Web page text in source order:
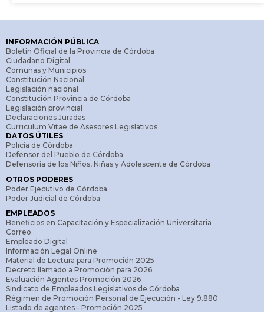
INFORMACIÓN PÚBLICA
Boletín Oficial de la Provincia de Córdoba
Ciudadano Digital
Comunas y Municipios
Constitución Nacional
Legislación nacional
Constitución Provincia de Córdoba
Legislación provincial
Declaraciones Juradas
Curriculum Vitae de Asesores Legislativos
DATOS ÚTILES
Policía de Córdoba
Defensor del Pueblo de Córdoba
Defensoría de los Niños, Niñas y Adolescente de Córdoba
OTROS PODERES
Poder Ejecutivo de Córdoba
Poder Judicial de Córdoba
EMPLEADOS
Beneficios en Capacitación y Especialización Universitaria
Correo
Empleado Digital
Información Legal Online
Material de Lectura para Promoción 2025
Decreto llamado a Promoción para 2026
Evaluación Agentes Promoción 2026
Sindicato de Empleados Legislativos de Córdoba
Régimen de Promoción Personal de Ejecución - Ley 9.880
Listado de agentes - Promoción 2025